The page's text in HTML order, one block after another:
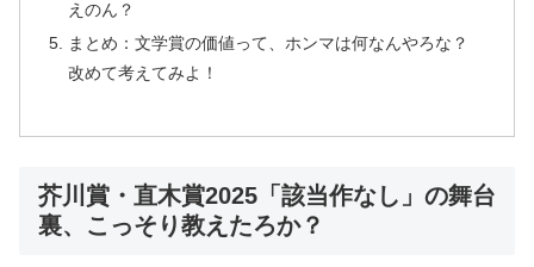
えのん？
まとめ：文学賞の価値って、ホンマは何なんやろな？
改めて考えてみよ！
芥川賞・直木賞2025「該当作なし」の舞台
裏、こっそり教えたろか？